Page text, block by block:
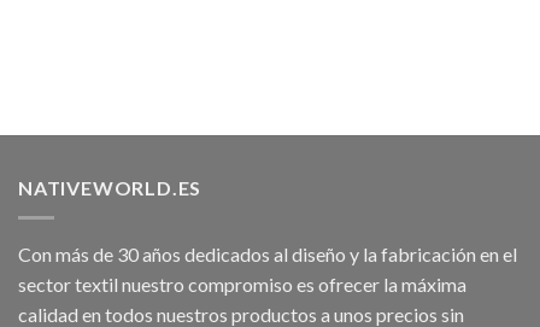
NATIVEWORLD.ES
Con más de 30 años dedicados al diseño y la fabricación en el
sector textil nuestro compromiso es ofrecer la máxima
calidad en todos nuestros productos a unos precios sin